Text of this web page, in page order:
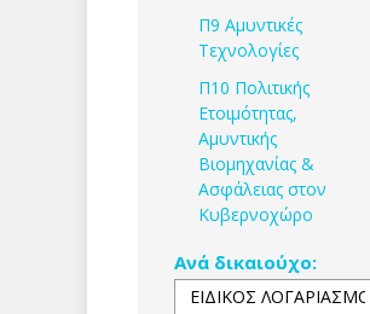
Π9 Αμυντικές
Τεχνολογίες
Π10 Πολιτικής
Ετοιμότητας,
Αμυντικής
Βιομηχανίας &
Ασφάλειας στον
Κυβερνοχώρο
Ανά δικαιούχο: